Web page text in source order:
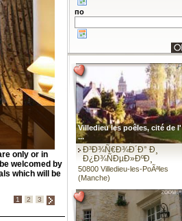
only or in
welcomed by
which will be
1 2 3
по
Villedieu les poêles, cité de l'
...
Ð³Ð¾Ñ€Ð¾Ð´Ð° Ð¸
Ð¿Ð¾ÑÐµÐ»ÐºÐ¸
50800 Villedieu-les-PoÃªles
(Manche)